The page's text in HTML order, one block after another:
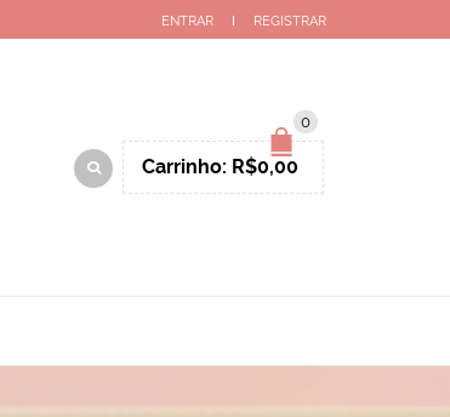
ENTRAR REGISTRAR
0
Carrinho: R$0,00